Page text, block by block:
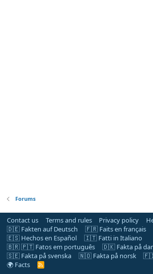
Forums
Contact us Terms and rules Privacy policy
🇩🇪 Fakten auf Deutsch
🇫🇷 Faits en français
🇪🇸 Hechos en Español
🇮🇹 Fatti in Italiano
🇧🇷 🇵🇹 Fatos em português
🇩🇰 Fakta på
🇸🇪 Fakta på svenska
🇳🇴 Fakta på norsk
🇫🇮
🌍 Facts
R